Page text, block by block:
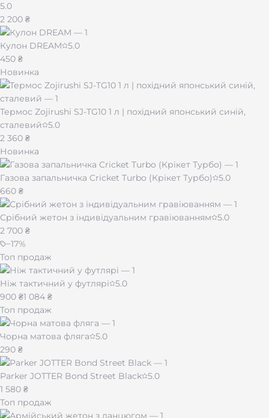
5.0
2 200 ₴
Кулон DREAM
5.0
450 ₴
Новинка
Термос Zojirushi SJ-TG10 1 л | похідний японський синій,
сталевий
5.0
2 360 ₴
Новинка
Газова запальничка Cricket Turbo (Крікет Турбо)
5.0
660 ₴
Срібний жетон з індивідуальним гравіюванням
5.0
2 700 ₴
−17%
Топ продаж
Ніж тактичний у футлярі
5.0
900 ₴1 084 ₴
Топ продаж
Чорна матова фляга
5.0
290 ₴
Parker JOTTER Bond Street Black 5.0
1 580 ₴
Топ продаж